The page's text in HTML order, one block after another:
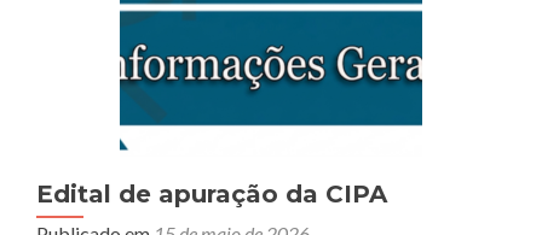
Edital de apuração da CIPA